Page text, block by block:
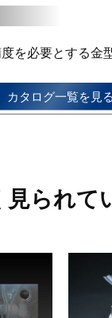
を必要とする金
カタログ一覧を見る
見られて